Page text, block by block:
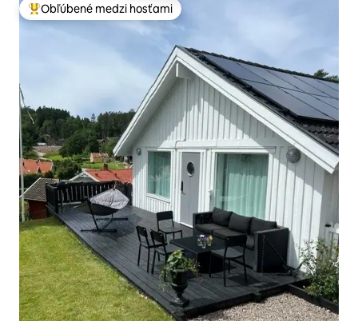
Najobľúbenejšie medzi hosťami
Obľúbené medzi hosťami